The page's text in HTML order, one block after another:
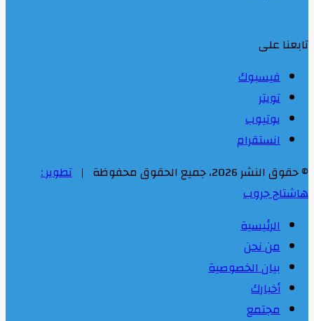
تابعنا على
فيسبوك
تويتر
يوتيوب
انستقرام
© حقوق النشر 2026، جميع الحقوق محفوظة |
تطوير :
هاشتاج جروب
الرئيسية
من نحن
بيان الخصوصية
أخبارك
مجتمع